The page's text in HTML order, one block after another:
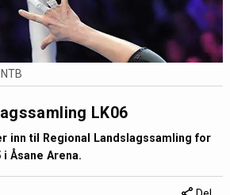
LK06
inn til Regional Landslagssamling for
i Åsane Arena.